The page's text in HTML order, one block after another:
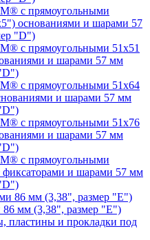
с прямоугольными
основаниями и шарами 57
"D")
с прямоугольными 51х51
и шарами 57 мм
с прямоугольными 51х64
и шарами 57 мм
с прямоугольными 51х76
и шарами 57 мм
с прямоугольными
фиксаторами и шарами 57 мм
мм (3,38", размер "E")